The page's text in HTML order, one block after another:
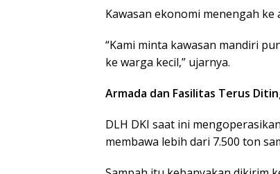
Kawasan ekonomi menengah
“Kami minta kawasan mandiri
ke warga kecil,” ujarnya.
Armada dan Fasilitas Terus
DLH DKI saat ini
membawa lebih dari 7.500 ton